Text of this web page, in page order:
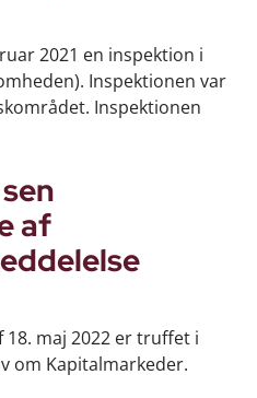
2021 en inspektion i
Inspektionen var
Inspektionen
af
18. maj 2022 er truffet i
om Kapitalmarkeder.